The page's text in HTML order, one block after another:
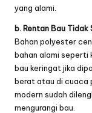
yang alami.
b. Rentan Bau Tidak
Bahan polyester
bahan alami seperti
bau keringat jika
berat atau di cuaca
modern sudah
mengurangi bau.